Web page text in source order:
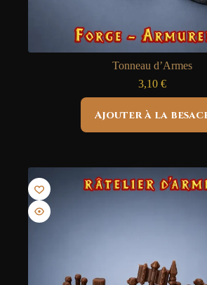
Tonneau d’Armes
3,10€
Ajouter à la